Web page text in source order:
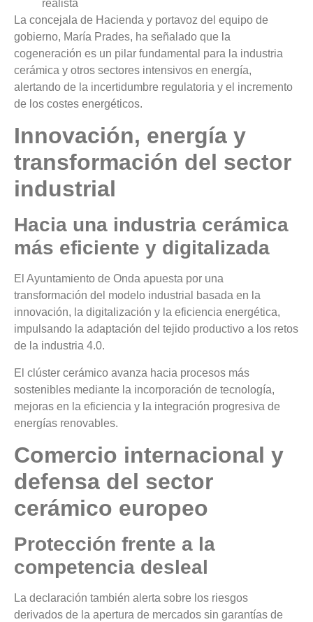
realista
La concejala de Hacienda y portavoz del equipo de
gobierno, María Prades, ha señalado que la
cogeneración es un pilar fundamental para la industria
cerámica y otros sectores intensivos en energía,
alertando de la incertidumbre regulatoria y el incremento
de los costes energéticos.
Innovación, energía y
transformación del sector
industrial
Hacia una industria cerámica
más eficiente y digitalizada
El Ayuntamiento de Onda apuesta por una
transformación del modelo industrial basada en la
innovación, la digitalización y la eficiencia energética,
impulsando la adaptación del tejido productivo a los retos
de la industria 4.0.
El clúster cerámico avanza hacia procesos más
sostenibles mediante la incorporación de tecnología,
mejoras en la eficiencia y la integración progresiva de
energías renovables.
Comercio internacional y
defensa del sector
cerámico europeo
Protección frente a la
competencia desleal
La declaración también alerta sobre los riesgos
derivados de la apertura de mercados sin garantías de